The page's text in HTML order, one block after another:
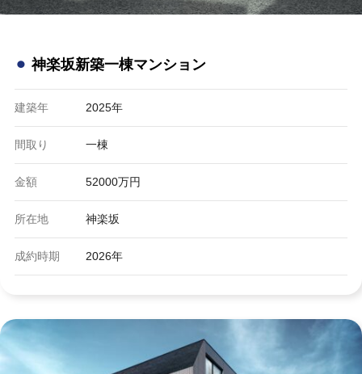
⚫︎ 神楽坂新築一棟マンション
建築年 2025年
間取り 一棟
金額 52000万円
所在地 神楽坂
成約時期 2026年